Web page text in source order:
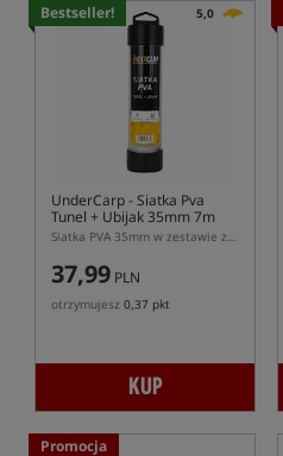
Bestseller! 5,0
UnderCarp- Siatka Pva
Tunel + Ubijak 35mm 7m
Siatka PVA 35mm w zestawie z tubą i ubijakiem
37,99 PLN
otrzymujesz 0,37 pkt
KUP
Promocja